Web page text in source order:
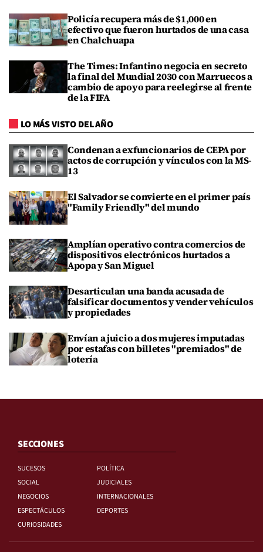
Policía recupera más de $1,000 en
efectivo que fueron hurtados de una casa
en Chalchuapa
The Times: Infantino negocia en secreto
la final del Mundial 2030 con Marruecos a
cambio de apoyo para reelegirse al frente
de la FIFA
LO MÁS VISTO DEL AÑO
Condenan a exfuncionarios de CEPA por
actos de corrupción y vínculos con la MS-
13
El Salvador se convierte en el primer país
"Family Friendly" del mundo
Amplían operativo contra comercios de
dispositivos electrónicos hurtados a
Apopa y San Miguel
Desarticulan una banda acusada de
falsificar documentos y vender vehículos
y propiedades
Envían a juicio a dos mujeres imputadas
por estafas con billetes "premiados" de
lotería
SECCIONES
SUCESOS
POLÍTICA
SOCIAL
JUDICIALES
NEGOCIOS
INTERNACIONALES
ESPECTÁCULOS
DEPORTES
CURIOSIDADES